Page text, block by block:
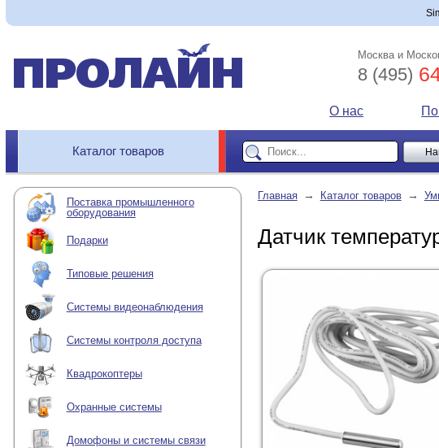
Москва и
8 (495)
О нас
Каталог товаров
Поставка промышленного
оборудования
Подарки
Типовые решения
Системы видеонаблюдения
Системы контроля доступа
Квадрокоптеры
Охранные системы
Домофоны и системы связи
Главная → Каталог товаров →
Датчик